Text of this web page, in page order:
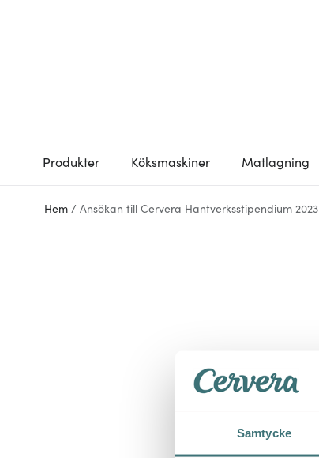
Samtycke
Produkter Köksmaskiner Matlagning
Hem / Ansökan till Cervera Hantverksstipendium 2023